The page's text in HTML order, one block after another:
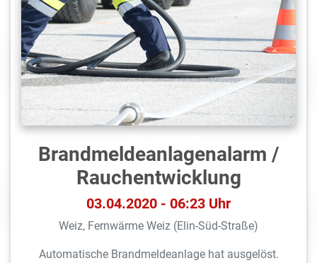
Brandmeldeanlagen­alarm /
Rauchentwicklung
03.04.2020 - 06:23 Uhr
Weiz, Fernwärme Weiz (Elin-Süd-Straße)
Automatische Brandmeldeanlage hat ausgelöst.